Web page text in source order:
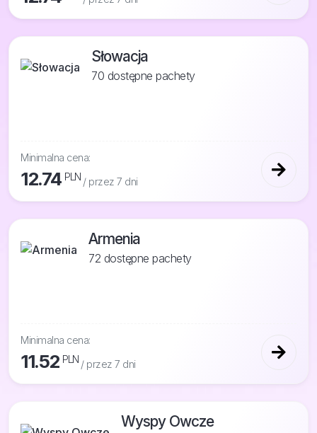
Słowacja
70 dostępne pachety
Minimalna cena:
12.74 PLN/ przez 7 dni
Armenia
72 dostępne pachety
Minimalna cena:
11.52 PLN/ przez 7 dni
Wyspy Owcze